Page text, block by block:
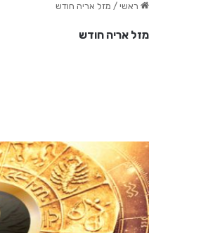
ראשי / מזל אריה חודש
מזל אריה חודש